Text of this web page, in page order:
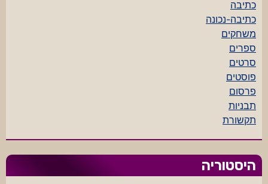
כתיבה
כתיבה-נכונה
משחקים
ספרים
סרטים
פוסטים
פרסום
תבניות
תקשורת
היסטוריה